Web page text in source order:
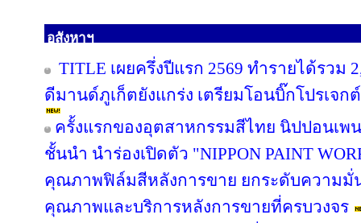
อสังหาฯ
TITLE เผยครึ่งปีแรก 2569 ทำรายได้รวม
ดีมานด์ภูเก็ตยังแกร่ง เตรียมโอนบิ๊กโปรเจ
ครั้งแรกของอุตสาหกรรมสีไทย นิปปอนเพ
ชั้นนำ นำร่องเปิดตัว "NIPPON PAINT
คุณภาพฟิล์มสีหลังการขาย ยกระดับความ
คุณภาพและบริการหลังการขายที่ครบวงจร